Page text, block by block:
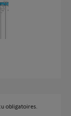
obligatoires.